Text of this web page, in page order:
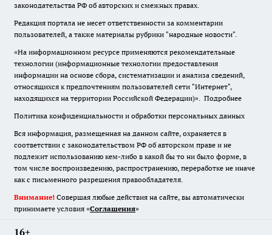
законодательства РФ об авторских и смежных правах.
Редакция портала не несет ответственности за комментарии
пользователей, а также материалы рубрики "народные новости".
«На информационном ресурсе применяются рекомендательные
технологии (информационные технологии предоставления
информации на основе сбора, систематизации и анализа сведений,
относящихся к предпочтениям пользователей сети "Интернет",
находящихся на территории Российской Федерации)». Подробнее
Политика конфиденциальности и обработки персональных данных
Вся информация, размещенная на данном сайте, охраняется в
соответствии с законодательством РФ об авторском праве и не
подлежит использованию кем-либо в какой бы то ни было форме, в
том числе воспроизведению, распространению, переработке не иначе
как с письменного разрешения правообладателя.
Внимание! Совершая любые действия на сайте, вы автоматически
принимаете условия «Cоглашения»
16+